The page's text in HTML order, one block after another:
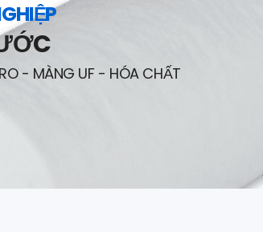
- MÀNG UF - HÓA CHẤT